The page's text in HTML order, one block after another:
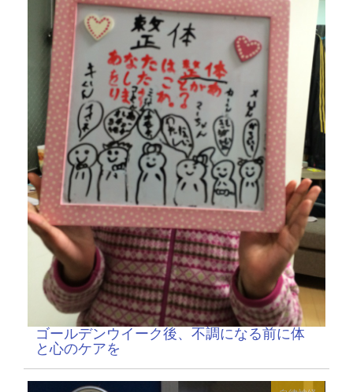
ゴールデンウイーク後、不調になる前に体
と心のケアを